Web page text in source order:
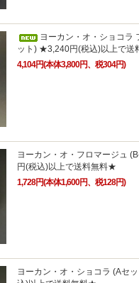
ヨーカン・オ・ショコラ
ット) ★3,240円(税込)以上で送
4,104円(本体3,800円、税304円)
ヨーカン・オ・フロマージュ
円(税込)以上で送料無料★
1,728円(本体1,600円、税128円)
ヨーカン・オ・ショコラ (Aセ